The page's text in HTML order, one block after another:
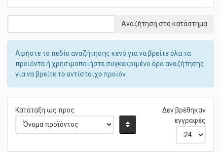
Αφήστε το πεδίο αναζήτησης κενό για να βρείτε όλα τα
προϊόντα ή χρησιμοποιήστε συγκεκριμένο όρο αναζήτησης
για να βρείτε το αντίστοιχο προϊόν.
Κατάταξη ως προς
Δεν βρέθηκαν
εγγραφές